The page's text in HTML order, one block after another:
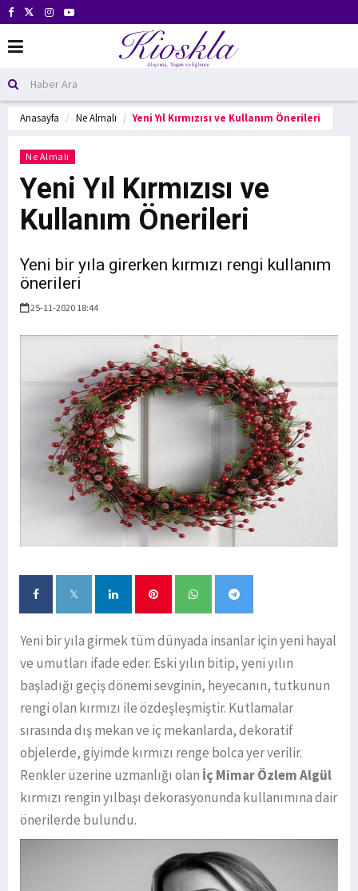
Anasayfa Ne Almalı Yeni Yıl Kırmızısı ve Kullanım Önerileri
Ne Almalı
Yeni Yıl Kırmızısı ve
Kullanım Önerileri
Yeni bir yıla girerken kırmızı rengi kullanım
önerileri
25-11-2020 18:44
Yeni bir yıla girmek tüm dünyada insanlar için yeni hayal
ve umutları ifade eder. Eski yılın bitip, yeni yılın
başladığı geçiş dönemi sevginin, heyecanın, tutkunun
rengi olan kırmızı ile özdeşleşmiştir. Kutlamalar
sırasında dış mekan ve iç mekanlarda, dekoratif
objelerde, giyimde kırmızı renge bolca yer verilir.
Renkler üzerine uzmanlığı olan İç Mimar Özlem Algül
kırmızı rengin yılbaşı dekorasyonunda kullanımına dair
önerilerde bulundu.